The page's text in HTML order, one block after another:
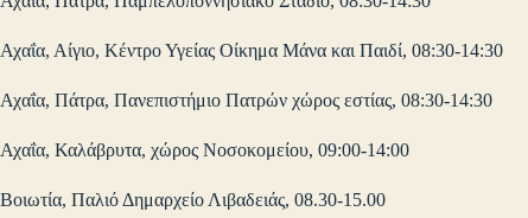
Αχαΐα, Αίγιο, Κέντρο Υγείας Οίκημα Μάνα και Παιδί, 08:30-14:30
Αχαΐα, Πάτρα, Πανεπιστήμιο Πατρών χώρος εστίας, 08:30-14:30
Αχαΐα, Καλάβρυτα, χώρος Νοσοκομείου, 09:00-14:00
Βοιωτία, Παλιό Δημαρχείο Λιβαδειάς, 08.30-15.00